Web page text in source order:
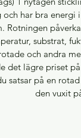
har bra
Rotningen
substrat,
och andra
det lägre priset
satsar på en
den vuxit